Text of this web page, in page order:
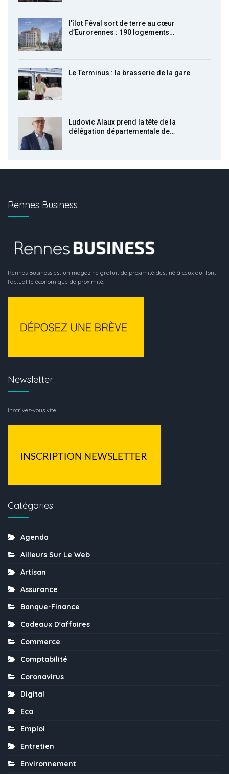
l’îlot Féval sort de terre au cœur
d’Eurorennes : 190 logements…
Le Terminus : la brasserie de la gare
Ludovic Alaux prend la tête de la
délégation départementale de…
Rennes Business
Rennes Business est un magazine gratuit de proximité destiné à ceux qui font
l’actualité économique de proximité.
Newsletter
Inscrivez-vous vite
Catégories
Agenda
Ailleurs Sur Le Web
Artisan
Assurance
Banque-Finance
Cadeaux D'affaires
Commerce
Comptabilité
Coronavirus
Digital
Eco
Emploi
Entretien
Environnement